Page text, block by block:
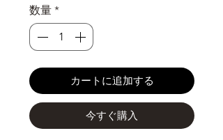
数量 *
カートに追加する
今すぐ購入